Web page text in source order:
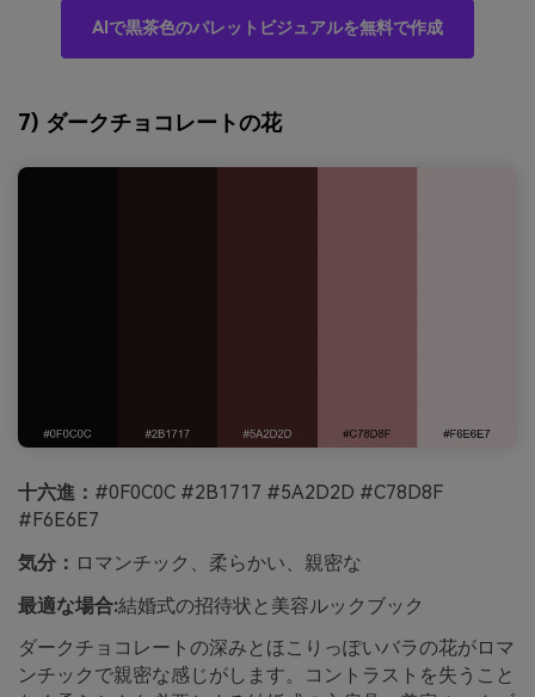
AIで黒茶色のパレットビジュアルを無料で作成
7) ダークチョコレートの花
十六進： #0F0C0C #2B1717 #5A2D2D #C78D8F
#F6E6E7
気分： ロマンチック、柔らかい、親密な
最適な場合:結婚式の招待状と美容ルックブック
ダークチョコレートの深みとほこりっぽいバラの花がロマ
ンチックで親密な感じがします。コントラストを失うこと